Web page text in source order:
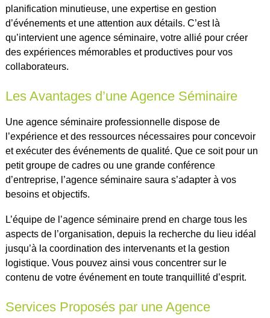
planification minutieuse, une expertise en gestion
d’événements et une attention aux détails. C’est là
qu’intervient une agence séminaire, votre allié pour créer
des expériences mémorables et productives pour vos
collaborateurs.
Les Avantages d’une Agence Séminaire
Une agence séminaire professionnelle dispose de
l’expérience et des ressources nécessaires pour concevoir
et exécuter des événements de qualité. Que ce soit pour un
petit groupe de cadres ou une grande conférence
d’entreprise, l’agence séminaire saura s’adapter à vos
besoins et objectifs.
L’équipe de l’agence séminaire prend en charge tous les
aspects de l’organisation, depuis la recherche du lieu idéal
jusqu’à la coordination des intervenants et la gestion
logistique. Vous pouvez ainsi vous concentrer sur le
contenu de votre événement en toute tranquillité d’esprit.
Services Proposés par une Agence